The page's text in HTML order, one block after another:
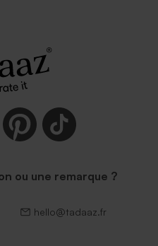
ou une remarque ?
hello@tadaaz.fr